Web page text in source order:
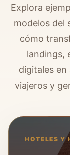
Explora
modelos del
cómo
landings,
digitales
viajeros y
HOTELES Y